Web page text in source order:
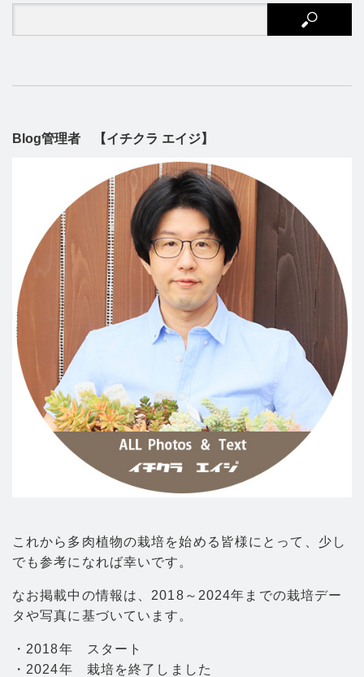
Blog管理者 【イチクラ エイジ】
これから多肉植物の栽培を始める皆様にとって、少し
でも参考になれば幸いです。
なお掲載中の情報は、2018～2024年までの栽培デー
タや写真に基づいています。
・2018年 スタート
・2024年 栽培を終了しました